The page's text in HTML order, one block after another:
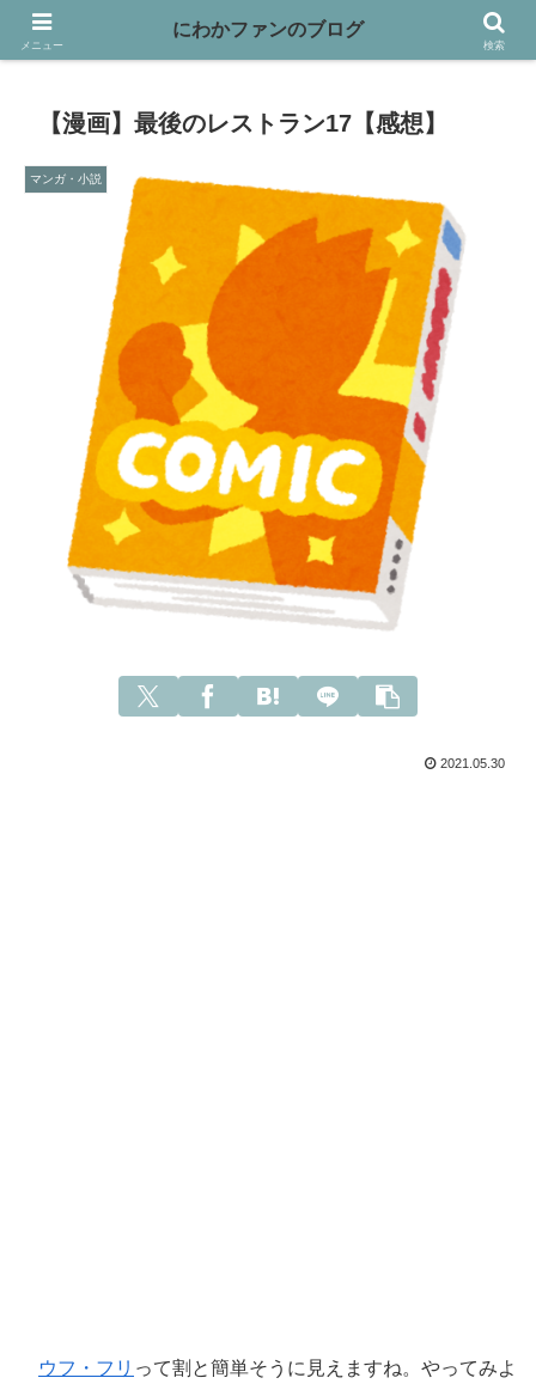
映画や本、バイクなど趣味を書き綴っています
【漫画】最後のレストラン17【感想】
マンガ・小説
2021.05.30
ウフ・フリ って割と簡単そうに見えますね。やってみよ
メニュー
にわかファンのブログ
検索